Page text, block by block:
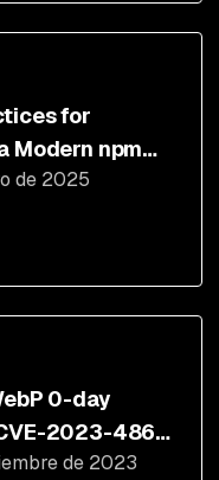
for
Modern npm
Security in
de 2025
0-day
2023-4863
software
de 2023